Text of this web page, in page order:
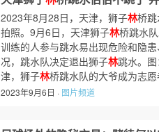
2023年8月28日，天津，狮子林桥
拍照。9月6日，天津狮子林桥跳水
训练的人参与跳水易出现危险和隐
况，跳水队决定退出狮子林跳水。
津，狮子林桥跳水队的大爷成为志
2023年9月6日 · 图片频道